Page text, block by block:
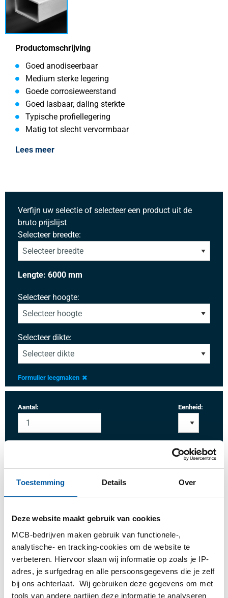
Toestemming Details Over
Deze website maakt gebruik van cookies
MCB-bedrijven maken gebruik van functionele-,
analytische- en tracking-cookies om de website te
verbeteren. Hiervoor slaan wij informatie op zoals je IP-
adres, je surfgedrag en alle persoonsgegevens die je zelf
bij ons achterlaat. Wij gebruiken deze gegevens om met
tools van andere partijen deze informatie te analyseren
Productomschrijving
Goed anodiseerbaar
Medium sterke legering
Goede corrosieweerstand
Goed lasbaar, daling sterkte
Typische profiellegering
Matig tot slecht vervormbaar
Lees meer
Verfijn uw selectie of selecteer een product uit de
bruto prijslijst
Selecteer breedte:
Lengte: 6000 mm
Selecteer hoogte:
Selecteer dikte:
Formulier leegmaken
Aantal: Eenheid:
Bestel met uw eigen artikelnummers
Calculeren met actuele MCB-prijzen
Volg uw order via Track&Trace